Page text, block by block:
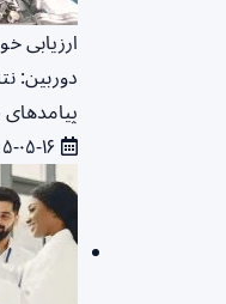
ارزیابی
دوربین:
پیامدهای